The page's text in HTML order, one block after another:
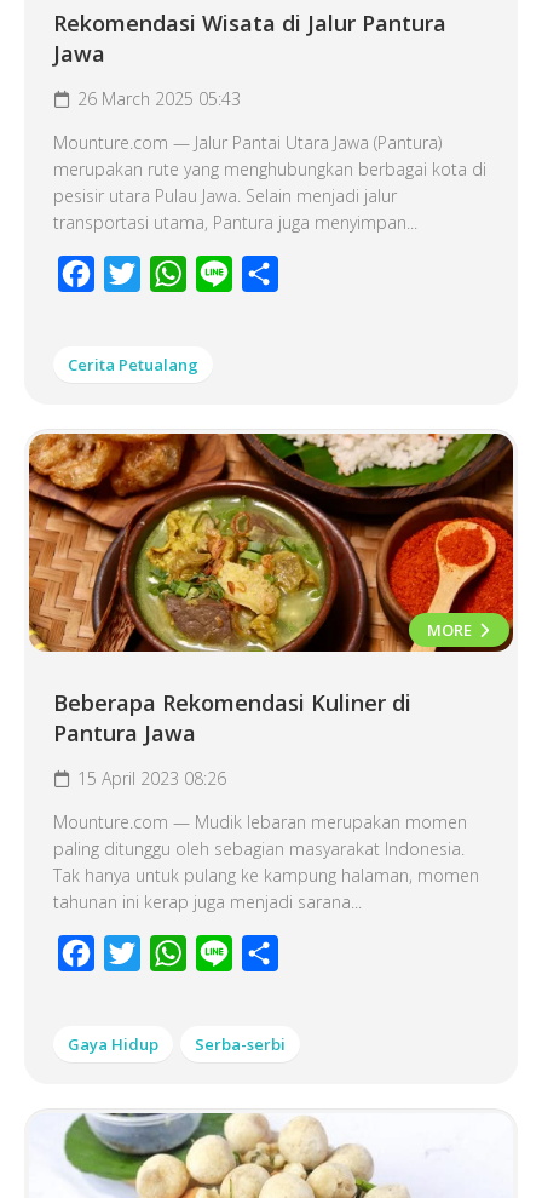
Rekomendasi Wisata di Jalur Pantura
Jawa
26 March 2025 05:43
Mounture.com — Jalur Pantai Utara Jawa (Pantura)
merupakan rute yang menghubungkan berbagai kota di
pesisir utara Pulau Jawa. Selain menjadi jalur
transportasi utama, Pantura juga menyimpan...
Facebook
Twitter WhatsApp
Line
Cerita Petualang
MORE
Beberapa Rekomendasi Kuliner di
Pantura Jawa
15 April 2023 08:26
Mounture.com — Mudik lebaran merupakan momen
paling ditunggu oleh sebagian masyarakat Indonesia.
Tak hanya untuk pulang ke kampung halaman, momen
tahunan ini kerap juga menjadi sarana...
Facebook
Twitter WhatsApp
Line
Gaya Hidup Serba-serbi